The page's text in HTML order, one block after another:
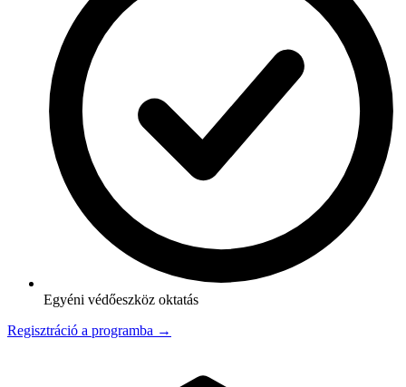
Egyéni védőeszköz oktatás
Regisztráció a programba →